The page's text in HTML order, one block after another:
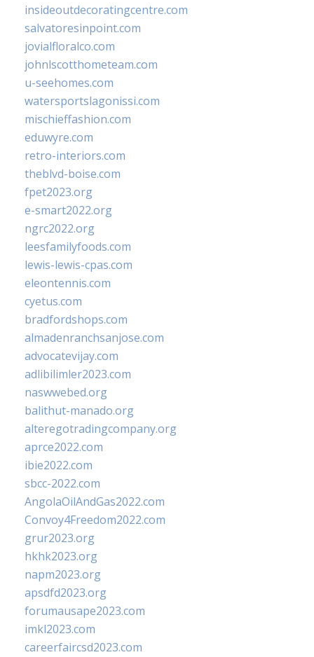
insideoutdecoratingcentre.com
salvatoresinpoint.com
jovialfloralco.com
johnlscotthometeam.com
u-seehomes.com
watersportslagonissi.com
mischieffashion.com
eduwyre.com
retro-interiors.com
theblvd-boise.com
fpet2023.org
e-smart2022.org
ngrc2022.org
leesfamilyfoods.com
lewis-lewis-cpas.com
eleontennis.com
cyetus.com
bradfordshops.com
almadenranchsanjose.com
advocatevijay.com
adlibilimler2023.com
naswwebed.org
balithut-manado.org
alteregotradingcompany.org
aprce2022.com
ibie2022.com
sbcc-2022.com
AngolaOilAndGas2022.com
Convoy4Freedom2022.com
grur2023.org
hkhk2023.org
napm2023.org
apsdfd2023.org
forumausape2023.com
imkl2023.com
careerfaircsd2023.com